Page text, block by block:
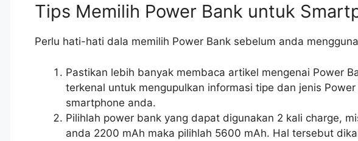
Tips Memilih Power Bank untuk
Perlu hati-hati dala memilih Power Bank sebelum anda
Pastikan lebih banyak membaca artikel mengenai Power
terkenal untuk mengupulkan informasi tipe dan jenis
smartphone anda.
Pilihlah power bank yang dapat digunakan 2 kali charge,
anda 2200 mAh maka pilihlah 5600 mAh. Hal tersebut